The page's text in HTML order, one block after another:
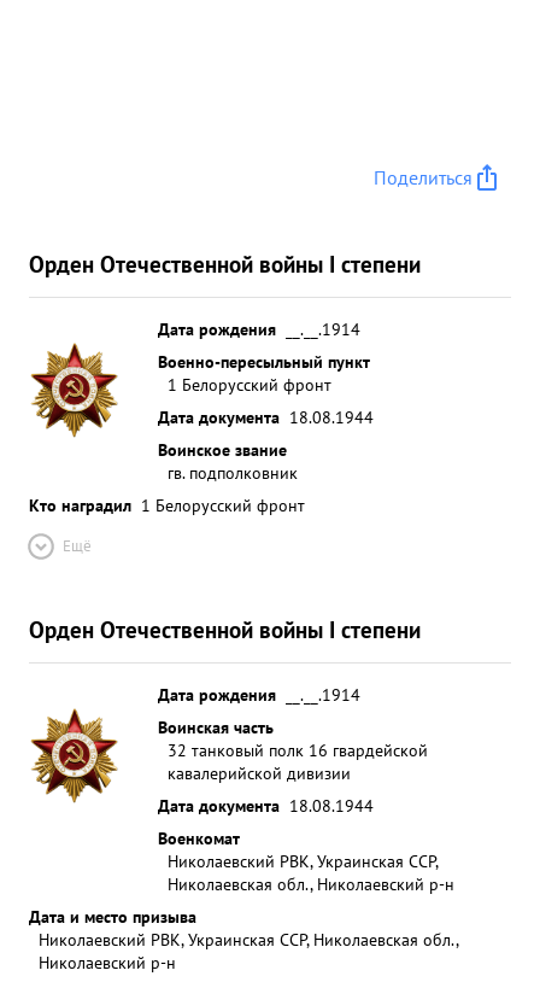
Поделиться
Орден Отечественной войны I степени
Дата рождения
__.__.1914
Военно-пересыльный пункт
1 Белорусский фронт
Дата документа 18.08.1944
Воинское звание
гв. подполковник
Кто наградил 1 Белорусский фронт
Ещё
Орден Отечественной войны I степени
Дата рождения
__.__.1914
Воинская часть
32 танковый полк 16 гвардейской
кавалерийской дивизии
Дата документа 18.08.1944
Военкомат
Николаевский РВК, Украинская ССР,
Николаевская обл., Николаевский р-н
Дата и место призыва
Николаевский РВК, Украинская ССР, Николаевская обл.,
Николаевский р-н